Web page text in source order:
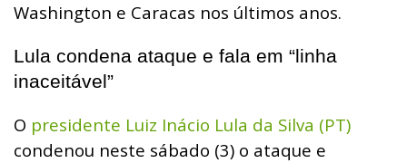
Washington e Caracas nos últimos anos.
Lula condena ataque e fala em “linha
inaceitável”
O presidente Luiz Inácio Lula da Silva (PT)
condenou neste sábado (3) o ataque e